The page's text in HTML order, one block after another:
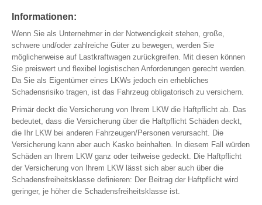
Reisekrankenversicherung
ABSICHERUNG
Berufsunfähigkeit
Unfallversicherung
Schwere Krankheiten (Dread Disease)
Risikolebensversicherung
Einkommensversicherung
Informationen:
Wenn Sie als Unternehmer in der Notwendigkeit stehen, große,
schwere und/oder zahlreiche Güter zu bewegen, werden Sie
möglicherweise auf Lastkraftwagen zurückgreifen. Mit diesen können
Sie preiswert und flexibel logistischen Anforderungen gerecht werden.
Da Sie als Eigentümer eines LKWs jedoch ein erhebliches
Schadensrisiko tragen, ist das Fahrzeug obligatorisch zu versichern.
Primär deckt die Versicherung von Ihrem LKW die Haftpflicht ab. Das
bedeutet, dass die Versicherung über die Haftpflicht Schäden deckt,
die Ihr LKW bei anderen Fahrzeugen/Personen verursacht. Die
Versicherung kann aber auch Kasko beinhalten. In diesem Fall würden
Schäden an Ihrem LKW ganz oder teilweise gedeckt. Die Haftpflicht
der Versicherung von Ihrem LKW lässt sich aber auch über die
Schadensfreiheitsklasse definieren: Der Beitrag der Haftpflicht wird
geringer, je höher die Schadensfreiheitsklasse ist.